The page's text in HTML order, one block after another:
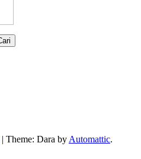
| Theme: Dara by Automattic.